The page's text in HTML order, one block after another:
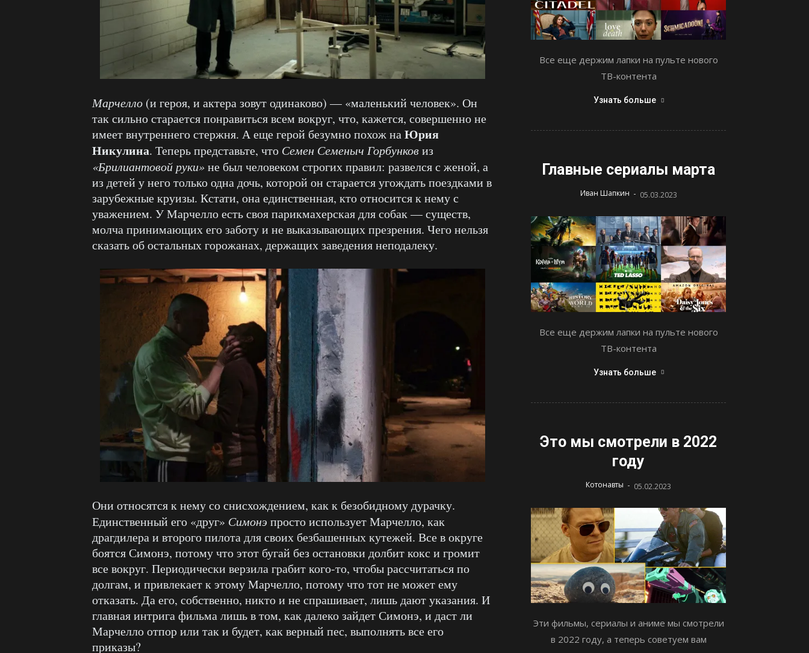
Марчелло (и героя, и актера зовут одинаково) — «маленький человек». Он
так сильно старается понравиться всем вокруг, что, кажется, совершенно не
имеет внутреннего стержня. А еще герой безумно похож наЮрия
Никулина. Теперь представьте, что Семен Семеныч Горбунковиз
«Брилиантовой руки»не был человеком строгих правил: развелся с женой, а
из детей у него только одна дочь, которой он старается угождать поездками в
зарубежные круизы. Кстати, она единственная, кто относится к нему с
уважением. У Марчелло есть своя парикмахерская для собак — существ,
молча принимающих его заботу и не выказывающих презрения. Чего нельзя
сказать об остальных горожанах, держащих заведения неподалеку.
Они относятся к нему со снисхождением, как к безобидному дурачку.
Единственный его «друг» Симонэ просто использует Марчелло, как
драгдилера и второго пилота для своих безбашенных кутежей. Все в округе
боятся Симонэ, потому что этот бугай без остановки долбит кокс и громит
все вокруг. Периодически верзила грабит кого-то, чтобы рассчитаться по
долгам, и привлекает к этому Марчелло, потому что тот не может ему
отказать. Да его, собственно, никто и не спрашивает, лишь дают указания. И
главная интрига фильма лишь в том, как далеко зайдет Симонэ, и даст ли
Марчелло отпор или так и будет, как верный пес, выполнять все его
приказы?
Все еще держим лапки на пульте нового
ТВ-контента
Узнать больше
Главные сериалы марта
Иван Шапкин - 05.03.2023
Все еще держим лапки на пульте нового
ТВ-контента
Узнать больше
Это мы смотрели в 2022
году
Котонавты - 05.02.2023
Эти фильмы, сериалы и аниме мы смотрели
в 2022 году, а теперь советуем вам